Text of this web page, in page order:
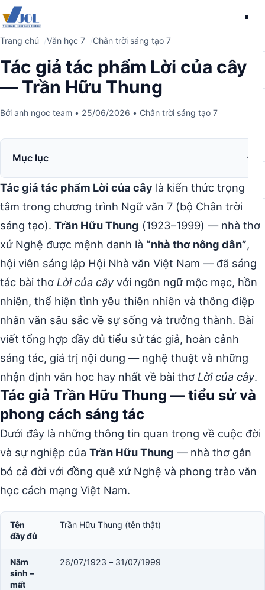
Trang chủ Văn học 7 Chân trời sáng tạo 7
Tác giả tác phẩm Lời của cây
— Trần Hữu Thung
Bởi anh ngoc team • 25/06/2026 • Chân trời sáng tạo 7
Mục lục
Tác giả tác phẩm Lời của cây là kiến thức trọng
tâm trong chương trình Ngữ văn 7 (bộ Chân trời
sáng tạo). Trần Hữu Thung (1923–1999) — nhà thơ
xứ Nghệ được mệnh danh là “nhà thơ nông dân”,
hội viên sáng lập Hội Nhà văn Việt Nam — đã sáng
tác bài thơ Lời của câyvới ngôn ngữ mộc mạc, hồn
nhiên, thể hiện tình yêu thiên nhiên và thông điệp
nhân văn sâu sắc về sự sống và trưởng thành. Bài
viết tổng hợp đầy đủ tiểu sử tác giả, hoàn cảnh
sáng tác, giá trị nội dung — nghệ thuật và những
nhận định văn học hay nhất về bài thơ Lời của cây.
Tác giả Trần Hữu Thung — tiểu sử và
phong cách sáng tác
Dưới đây là những thông tin quan trọng về cuộc đời
và sự nghiệp của Trần Hữu Thung — nhà thơ gắn
bó cả đời với đồng quê xứ Nghệ và phong trào văn
học cách mạng Việt Nam.
Tên
đầy đủ
Trần Hữu Thung (tên thật)
Năm
sinh –
mất
26/07/1923 – 31/07/1999